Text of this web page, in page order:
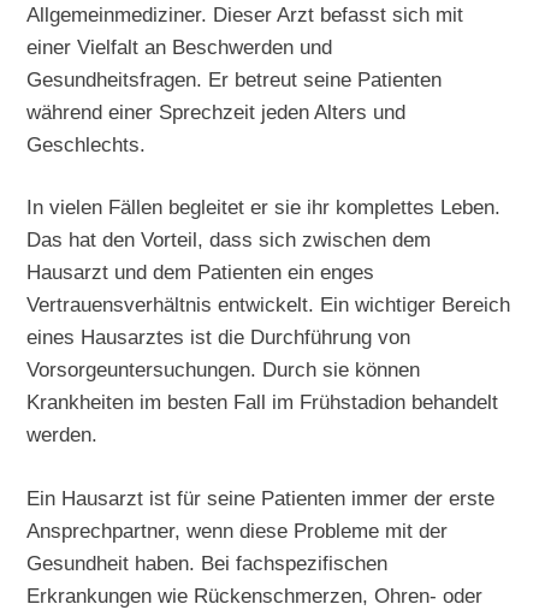
Allgemeinmediziner. Dieser Arzt befasst sich mit
einer Vielfalt an Beschwerden und
Gesundheitsfragen. Er betreut seine Patienten
während einer Sprechzeit jeden Alters und
Geschlechts.
In vielen Fällen begleitet er sie ihr komplettes Leben.
Das hat den Vorteil, dass sich zwischen dem
Hausarzt und dem Patienten ein enges
Vertrauensverhältnis entwickelt. Ein wichtiger Bereich
eines Hausarztes ist die Durchführung von
Vorsorgeuntersuchungen. Durch sie können
Krankheiten im besten Fall im Frühstadion behandelt
werden.
Ein Hausarzt ist für seine Patienten immer der erste
Ansprechpartner, wenn diese Probleme mit der
Gesundheit haben. Bei fachspezifischen
Erkrankungen wie Rückenschmerzen, Ohren- oder